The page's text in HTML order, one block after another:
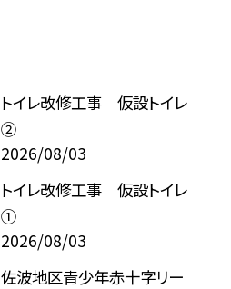
トイレ改修工事 仮設トイレ
②
2026/08/03
トイレ改修工事 仮設トイレ
①
2026/08/03
佐波地区青少年赤十字リー